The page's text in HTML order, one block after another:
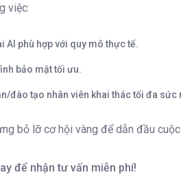
việc:
AI phù hợp với quy mô thực tế.
bảo mật tối ưu.
đào tạo nhân viên khai thác tối đa sức
bỏ lỡ cơ hội vàng để dẫn đầu
để nhận tư vấn miễn phí!